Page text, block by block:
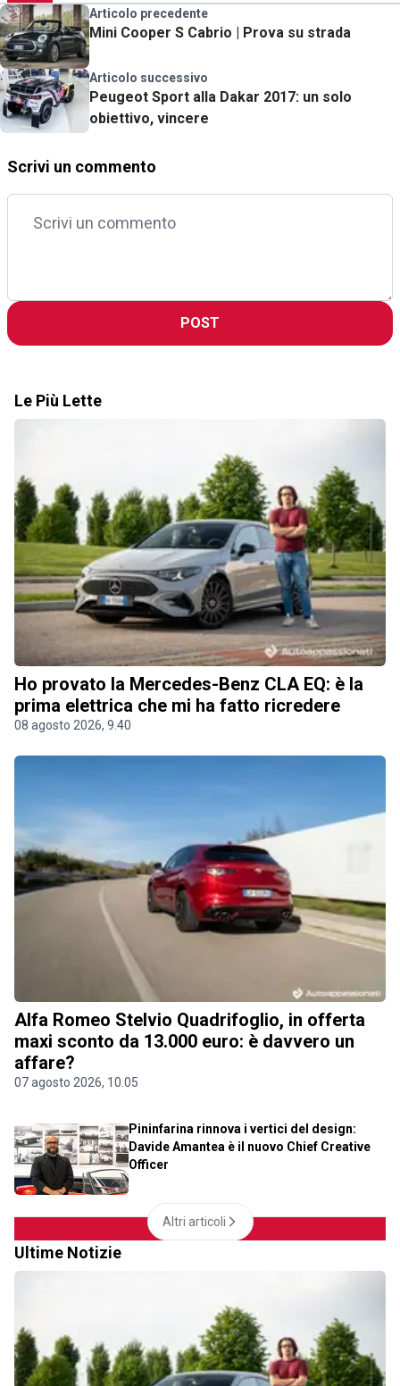
Articolo precedente
Mini Cooper S Cabrio | Prova su strada
Articolo successivo
Peugeot Sport alla Dakar 2017: un solo
obiettivo, vincere
Scrivi un commento
POST
Le Più Lette
Ho provato la Mercedes-Benz CLA EQ: è la
prima elettrica che mi ha fatto ricredere
08 agosto 2026, 9.40
Alfa Romeo Stelvio Quadrifoglio, in offerta
maxi sconto da 13.000 euro: è davvero un
affare?
07 agosto 2026, 10.05
Pininfarina rinnova i vertici del design:
Davide Amantea è il nuovo Chief Creative
Officer
Altri articoli
Ultime Notizie